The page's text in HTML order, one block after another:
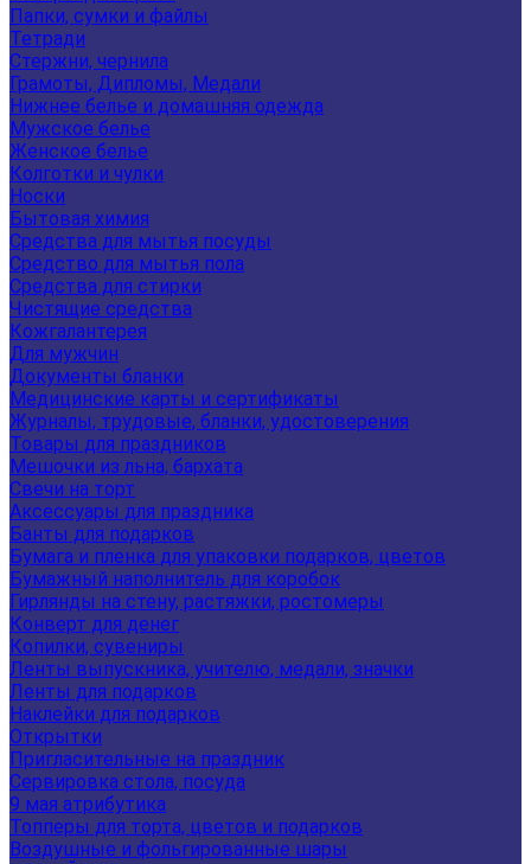
Папки, сумки и файлы
Тетради
Стержни, чернила
Грамоты, Дипломы, Медали
Нижнее белье и домашняя одежда
Мужское белье
Женское белье
Колготки и чулки
Носки
Бытовая химия
Средства для мытья посуды
Средство для мытья пола
Средства для стирки
Чистящие средства
Кожгалантерея
Для мужчин
Документы бланки
Медицинские карты и сертификаты
Журналы, трудовые, бланки, удостоверения
Товары для праздников
Мешочки из льна, бархата
Свечи на торт
Аксессуары для праздника
Банты для подарков
Бумага и пленка для упаковки подарков, цветов
Бумажный наполнитель для коробок
Гирлянды на стену, растяжки, ростомеры
Конверт для денег
Копилки, сувениры
Ленты выпускника, учителю, медали, значки
Ленты для подарков
Наклейки для подарков
Открытки
Пригласительные на праздник
Сервировка стола, посуда
9 мая атрибутика
Топперы для торта, цветов и подарков
Воздушные и фольгированные шары